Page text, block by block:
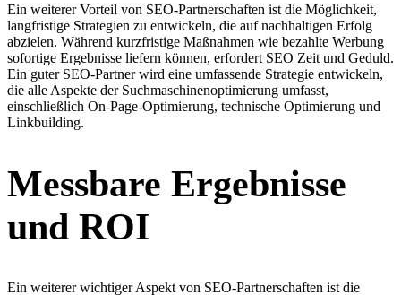
Ein weiterer Vorteil von SEO-Partnerschaften ist die Möglichkeit,
langfristige Strategien zu entwickeln, die auf nachhaltigen Erfolg
abzielen. Während kurzfristige Maßnahmen wie bezahlte Werbung
sofortige Ergebnisse liefern können, erfordert SEO Zeit und Geduld.
Ein guter SEO-Partner wird eine umfassende Strategie entwickeln,
die alle Aspekte der Suchmaschinenoptimierung umfasst,
einschließlich On-Page-Optimierung, technische Optimierung und
Linkbuilding.
Messbare Ergebnisse
und ROI
Ein weiterer wichtiger Aspekt von SEO-Partnerschaften ist die